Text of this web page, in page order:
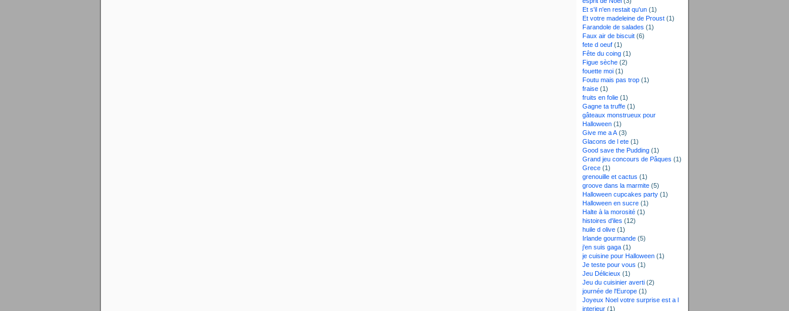
Et s'il n'en restait qu'un (1)
Et votre madeleine de Proust (1)
Farandole de salades (1)
Faux air de biscuit (6)
fete d oeuf (1)
Fête du coing (1)
Figue sèche (2)
fouette moi (1)
Foutu mais pas trop (1)
fraise (1)
fruits en folie (1)
Gagne ta truffe (1)
gâteaux monstrueux pour
Halloween (1)
Give me a A (3)
Glacons de l ete (1)
Good save the Pudding (1)
Grand jeu concours de Pâques (1)
Grece (1)
grenouille et cactus (1)
groove dans la marmite (5)
Halloween cupcakes party (1)
Halloween en sucre (1)
Halte à la morosité (1)
histoires d'iles (12)
huile d olive (1)
Irlande gourmande (5)
j'en suis gaga (1)
je cuisine pour Halloween (1)
Je teste pour vous (1)
Jeu Délicieux (1)
Jeu du cuisinier averti (2)
journée de l'Europe (1)
Joyeux Noel votre surprise est a l
interieur (1)